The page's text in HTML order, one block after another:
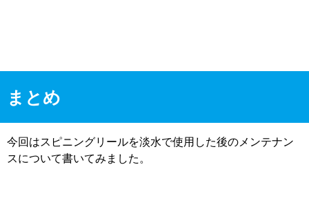
まとめ
今回はスピニングリールを淡水で使用した後のメンテナン
スについて書いてみました。